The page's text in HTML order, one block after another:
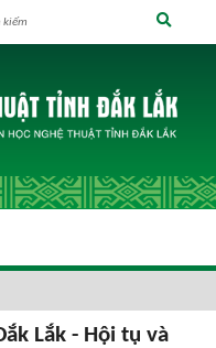
Lắk - Hội tụ và